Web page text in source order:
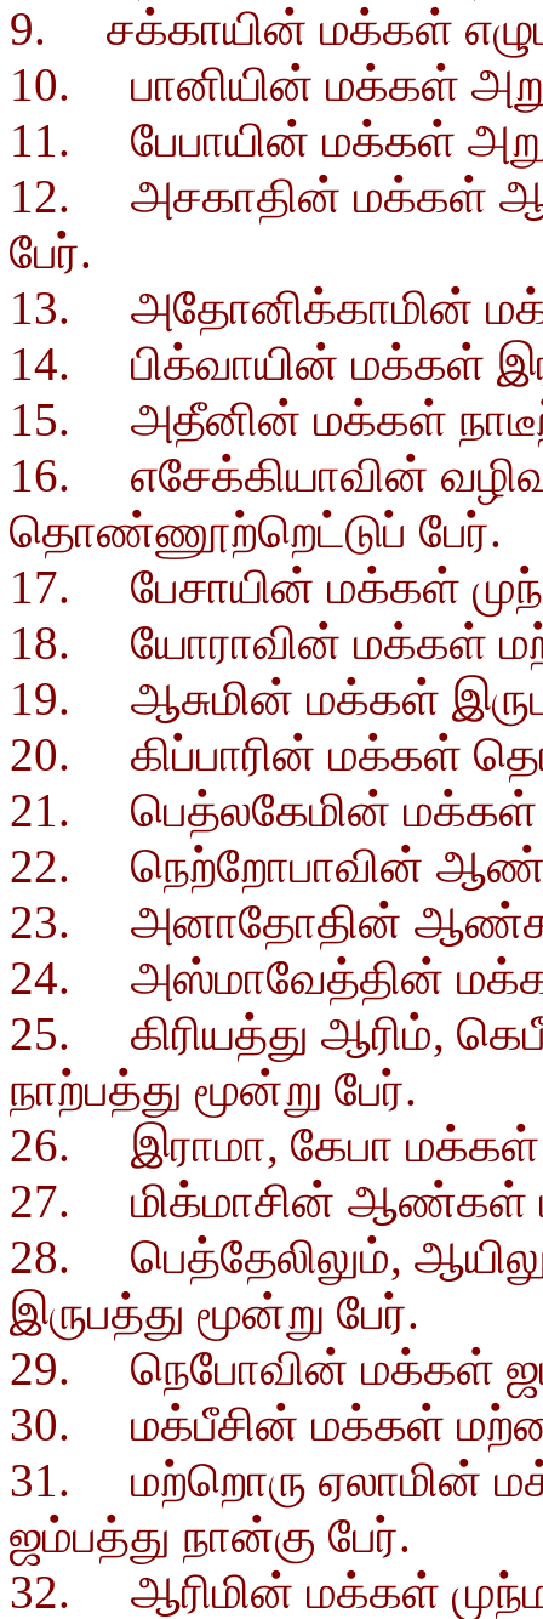
9. சக்காயின் மக்கள்
10. பானியின் மக்கள்
11. பேபாயின் மக்கள்
12. அசகாதின் மக்கள்
பேர்.
13. அதோனிக்காமின்
14. பிக்வாயின் மக்கள்
15. அதீனின் மக்கள்
16. எசேக்கியாவின்
தொண்ணூற்றெட்டுப் பேர்.
17. பேசாயின் மக்கள்
18. யோராவின் மக்கள்
19. ஆசுமின் மக்கள்
20. கிப்பாரின் மக்கள்
21. பெத்லகேமின் மக்கள்
22. நெற்றோபாவின்
23. அனாதோதின் ஆண்கள்
24. அஸ்மாவேத்தின்
25. கிரியத்து ஆரிம்,
நாற்பத்து மூன்று பேர்.
26. இராமா, கேபா மக்கள்
27. மிக்மாசின் ஆண்கள்
28. பெத்தேலிலும்,
இருபத்து மூன்று பேர்.
29. நெபோவின் மக்கள்
30. மக்பீசின் மக்கள்
31. மற்றொரு ஏலாமின்
ஜம்பத்து நான்கு பேர்.
32. ஆரிமின் மக்கள்